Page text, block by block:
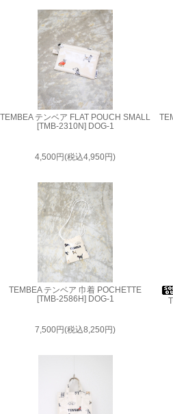
TEMBEA テンベア FLAT POUCH SMALL
[TMB-2310N] DOG-1
4,500円(税込4,950円)
TEMBEA テンベア 巾着 POCHETTE
[TMB-2586H] DOG-1
7,500円(税込8,250円)